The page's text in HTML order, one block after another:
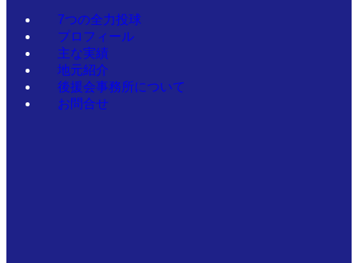
7つの全力投球
プロフィール
主な実績
地元紹介
後援会事務所について
お問合せ